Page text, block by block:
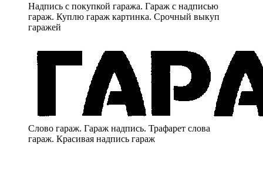
Надпись с покупкой гаража. Гараж с надписью
гараж. Куплю гараж картинка. Срочный выкуп
гаражей
Слово гараж. Гараж надпись. Трафарет слова
гараж. Красивая надпись гараж